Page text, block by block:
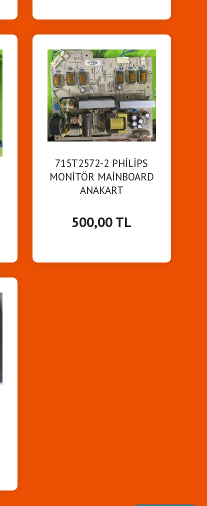
715T2572-2 PHİLİPS
MONİTÖR MAİNBOARD
ANAKART
500,00 TL